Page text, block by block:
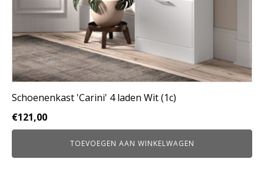
Schoenenkast 'Carini' 4 laden Wit (1c)
€121,00
TOEVOEGEN AAN WINKELWAGEN